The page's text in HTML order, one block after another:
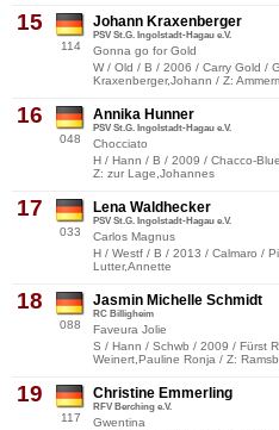
15
114
Johann Kraxenberger
PSV St.G. Ingolstadt-Hagau e.V.
Gonna go for Gold
W / Old / B / 2006 / Carry Gold /
Kraxenberger,Johann / Z:
16
048
Annika Hunner
PSV St.G. Ingolstadt-Hagau e.V.
Chocciato
H / Hann / B / 2009 / Chacco-
Z: zur Lage,Johannes
17
033
Lena Waldhecker
PSV St.G. Ingolstadt-Hagau e.V.
Carlos Magnus
H / Westf / B / 2013 / Calmaro /
Lutter,Annette
18
088
Jasmin Michelle Schmidt
RC Billigheim
Faveura Jolie
S / Hann / Schwb / 2009 / Fürst
Weinert,Pauline Ronja / Z:
19
117
Christine Emmerling
RFV Berching e.V.
Gwentina